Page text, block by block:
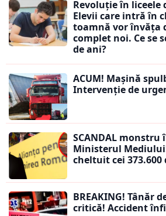
Revoluție în liceele
Elevii care intră în
toamnă vor învăța
complet noi. Ce se
de ani?
ACUM! Mașină
Intervenție de
SCANDAL monstru
Ministerul
cheltuit cei 373.600
BREAKING! Tânăr
critică! Accident